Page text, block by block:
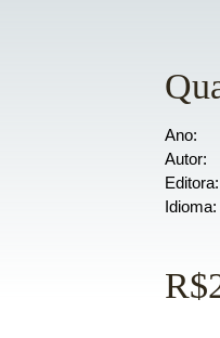
Ano
Autor
Editora
Idioma
R$